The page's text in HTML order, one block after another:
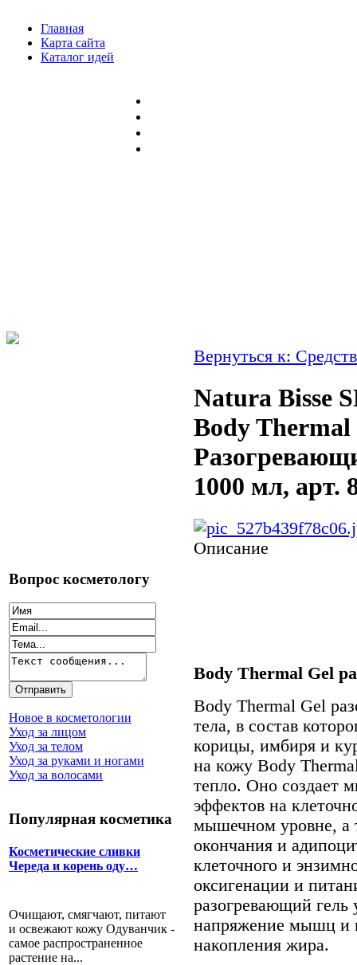
Главная
Карта сайта
Каталог идей
Вопрос косметологу
Новое в косметологии
Уход за лицом
Уход за телом
Уход за руками и ногами
Уход за волосами
Популярная косметика
Косметические сливки
Череда и корень оду…
Очищают, смягчают, питают
и освежают кожу Одуванчик -
самое распространенное
растение на...
Вернуться к:
Natura Bisse
Body Thermal
1000 мл, арт.
Описание
Body Thermal Gel
Body Thermal Gel
тела, в состав
корицы, имбиря и
на кожу Body
тепло. Оно создает
эффектов на
мышечном уровне, а
окончания и
клеточного и
оксигенации и
разогревающий гель
напряжение мышц и
накопления жира.